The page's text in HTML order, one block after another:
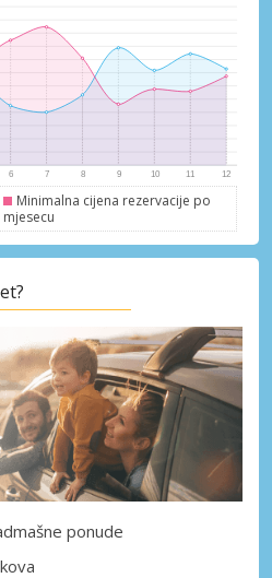
ponudama naših
putem eLinka
Minimalna cijena rezervacije po
mjesecu
ponude